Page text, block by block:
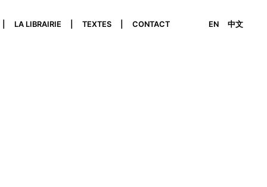
LA LIBRAIRIE TEXTES CONTACT EN 中文